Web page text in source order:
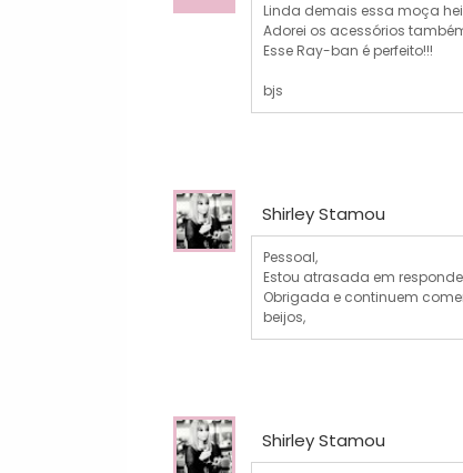
Linda demais essa moça
Adorei os acessórios
Esse Ray-ban é perfeito!!!
bjs
Shirley Stamou
Pessoal,
Estou atrasada em
Obrigada e continuem
beijos,
Shirley Stamou